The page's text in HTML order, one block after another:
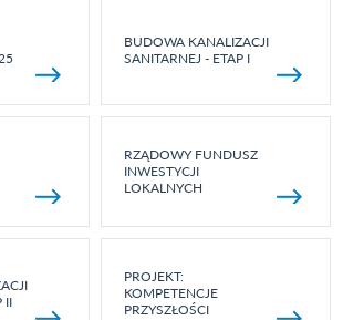
BUDOWA KANALIZACJI
SANITARNEJ - ETAP I
RZĄDOWY FUNDUSZ
INWESTYCJI
LOKALNYCH
II
PROJEKT:
KOMPETENCJE
PRZYSZŁOŚCI